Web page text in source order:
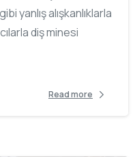
yanlış alışkanlıklarla
diş minesi
Read more